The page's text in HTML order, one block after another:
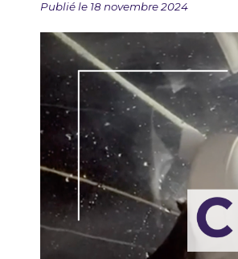
Publié le 18 novembre 2024